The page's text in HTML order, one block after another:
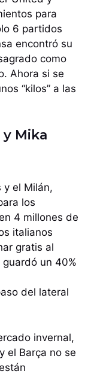
para
6 partidos
encontró su
como
Ahora si se
“kilos” a las
Mika
y el Milán,
los
4 millones de
italianos
gratis al
un 40%
del lateral
invernal,
el Barça no se